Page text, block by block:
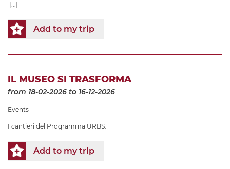
[...]
Add to my trip
IL MUSEO SI TRASFORMA
from 18-02-2026 to 16-12-2026
Events
I cantieri del Programma URBS.
Add to my trip